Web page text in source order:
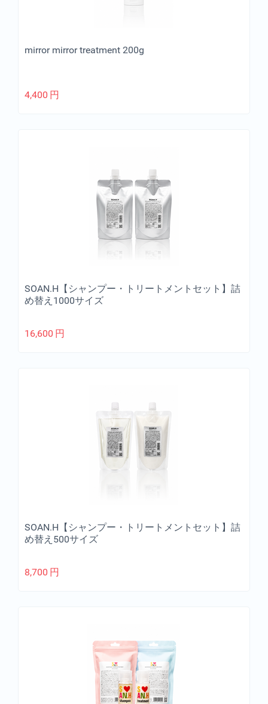
mirror mirror treatment 200g
4,400 円
SOAN.H【シャンプー・トリートメントセット】詰
め替え1000サイズ
16,600 円
SOAN.H【シャンプー・トリートメントセット】詰
め替え500サイズ
8,700 円